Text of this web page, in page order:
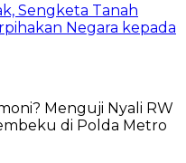
Sengketa Tanah
Negara kepada